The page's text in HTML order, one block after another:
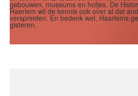
Over ons
gebouwen, museums en hofjes. De
Haerlem wil de kennis ook over al dat
verspreiden. En bedenk wel, Haarlems
gisteren.